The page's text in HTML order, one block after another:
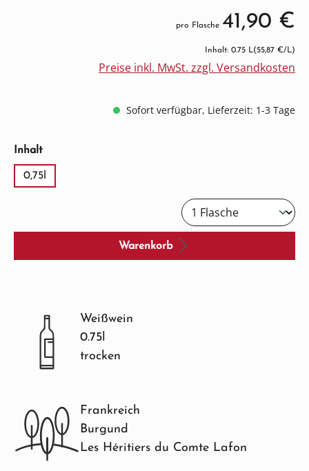
pro Flasche 41,90 €
Inhalt: 0.75 L(55,87 €/L)
Preise inkl. MwSt. zzgl. Versandkosten
Sofort verfügbar, Lieferzeit: 1-3 Tage
Inhaltauswählen
0,75l
Warenkorb
Weißwein
0.75l
trocken
Frankreich
Burgund
Les Héritiers du Comte Lafon